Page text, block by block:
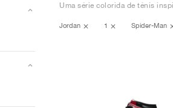
Uma série colorida de ténis
Jordan 1 Spider-Man